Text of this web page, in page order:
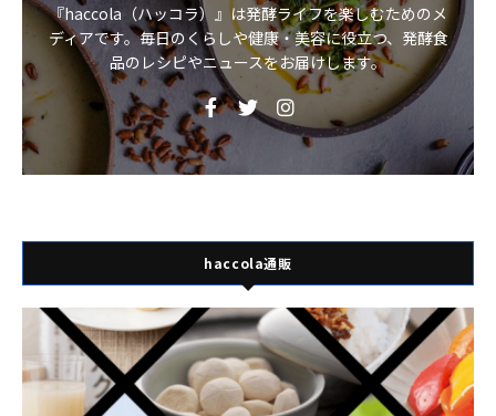
『haccola（ハッコラ）』は発酵ライフを楽しむためのメ
ディアです。毎日のくらしや健康・美容に役立つ、発酵食
品のレシピやニュースをお届けします。
haccola通販